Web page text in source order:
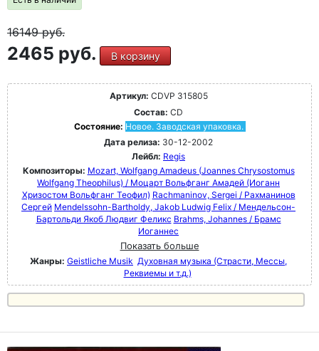
16149руб.
2465 руб. В корзину
Артикул: CDVP 315805
Состав: CD
Состояние: Новое. Заводская упаковка.
Дата релиза: 30-12-2002
Лейбл: Regis
Композиторы: Mozart, Wolfgang Amadeus (Joannes Chrysostomus
Wolfgang Theophilus) / Моцарт Вольфганг Амадей (Иоганн
Хризостом Вольфганг Теофил) Rachmaninov, Sergei / Рахманинов
Сергей Mendelssohn-Bartholdy, Jakob Ludwig Felix / Мендельсон-
Бартольди Якоб Людвиг Феликс Brahms, Johannes / Брамс
Иоганнес
Показать больше
Жанры: Geistliche Musik Духовная музыка (Страсти, Мессы,
Реквиемы и т.д.)